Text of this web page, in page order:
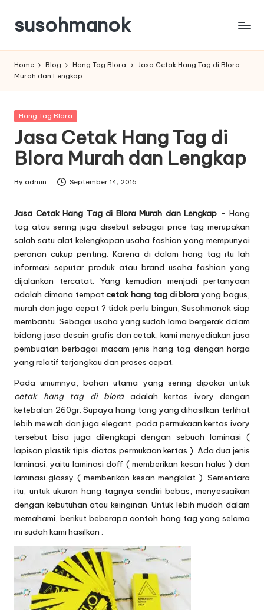
Skip
content
susohmanok
Home Blog Hang Tag Blora
Jasa Cetak Hang Tag di Blora
Murah dan Lengkap
Posted
Hang Tag Blora
Jasa Cetak Hang Tag di
Blora Murah dan Lengkap
Posted
By admin September 14, 2016
Jasa Cetak Hang Tag di Blora Murah dan Lengkap – Hang
tag atau sering juga disebut sebagai price tag merupakan
salah satu alat kelengkapan usaha fashion yang mempunyai
peranan cukup penting. Karena di dalam hang tag itu lah
informasi seputar produk atau brand usaha fashion yang
dijalankan tercatat. Yang kemudian menjadi pertanyaan
adalah dimana tempatcetak hang tag di blora yang bagus,
murah dan juga cepat ? tidak perlu bingun, Susohmanok siap
membantu. Sebagai usaha yang sudah lama bergerak dalam
bidang jasa desain grafis dan cetak, kami menyediakan jasa
pembuatan berbagai macam jenis hang tag dengan harga
yang relatif terjangkau dan proses cepat.
Pada umumnya, bahan utama yang sering dipakai untuk
cetak hang tag di bloraadalah kertas ivory dengan
ketebalan 260gr. Supaya hang tang yang dihasilkan terlihat
lebih mewah dan juga elegant, pada permukaan kertas ivory
tersebut bisa juga dilengkapi dengan sebuah laminasi (
lapisan plastik tipis diatas permukaan kertas ). Ada dua jenis
laminasi, yaitu laminasi doff ( memberikan kesan halus ) dan
laminasi glossy ( memberikan kesan mengkilat ). Sementara
itu, untuk ukuran hang tagnya sendiri bebas, menyesuaikan
dengan kebutuhan atau keinginan. Untuk lebih mudah dalam
memahami, berikut beberapa contoh hang tag yang selama
ini sudah kami hasilkan :